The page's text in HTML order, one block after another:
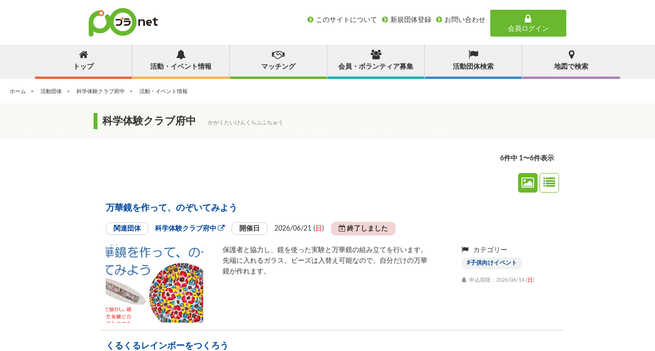
このサイトについて 新規団体登録
お問い合わせ
会員ログイン
トップ 活動・イベント情報 マッチング 会員・ボランティア募集 活動団体検索 地図で検索
ホーム 活動団体 科学体験クラブ府中 活動・イベント情報
科学体験クラブ府中 かがくたいけんくらぶふちゅう
6件中 1〜6件表示
万華鏡を作って、のぞいてみよう
関連団体 科学体験クラブ府中 開催日 2026/06/21 ( 日 ) 終了しました
保護者と協力し、鏡を使った実験と万華鏡の組み立てを行います。
先端に入れるガラス、ビーズは入替え可能なので、自分だけの万華
鏡が作れます。
カテゴリー
子供向けイベント
申込期限：2026/06/14 (日)
くるくるレインボーをつくろう